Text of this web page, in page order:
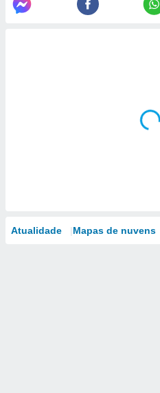
Atualidade Mapas de nuvens